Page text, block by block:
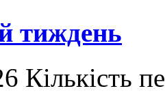
тиждень
Кількість